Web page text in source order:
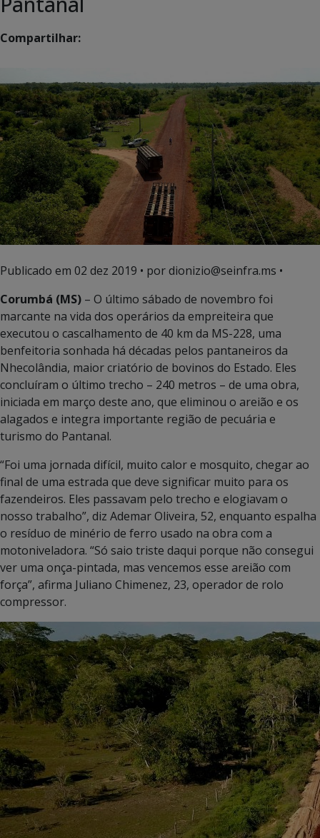
Compartilhar:
Publicado em 02 dez 2019 • por dionizio@seinfra.ms •
Corumbá (MS) – O último sábado de novembro foi
marcante na vida dos operários da empreiteira que
executou o cascalhamento de 40 km da MS-228, uma
benfeitoria sonhada há décadas pelos pantaneiros da
Nhecolândia, maior criatório de bovinos do Estado. Eles
concluíram o último trecho – 240 metros – de uma obra,
iniciada em março deste ano, que eliminou o areião e os
alagados e integra importante região de pecuária e
turismo do Pantanal.
“Foi uma jornada difícil, muito calor e mosquito, chegar ao
final de uma estrada que deve significar muito para os
fazendeiros. Eles passavam pelo trecho e elogiavam o
nosso trabalho”, diz Ademar Oliveira, 52, enquanto espalha
o resíduo de minério de ferro usado na obra com a
motoniveladora. “Só saio triste daqui porque não consegui
ver uma onça-pintada, mas vencemos esse areião com
força”, afirma Juliano Chimenez, 23, operador de rolo
compressor.